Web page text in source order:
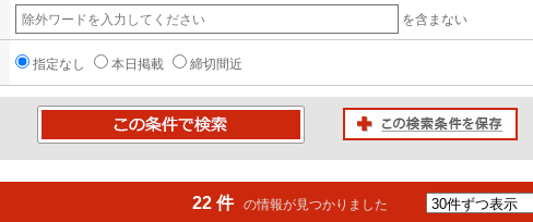
を含まない
指定なし 本日掲載 締切間近
22 件 の情報が見つかりました